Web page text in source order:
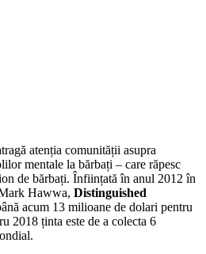
atenția comunității asupra
mentale la bărbați – care răpesc
de bărbați. Înființată în anul 2012 în
Hawwa, Distinguished
acum 13 milioane de dolari pentru
2018 ținta este de a colecta 6